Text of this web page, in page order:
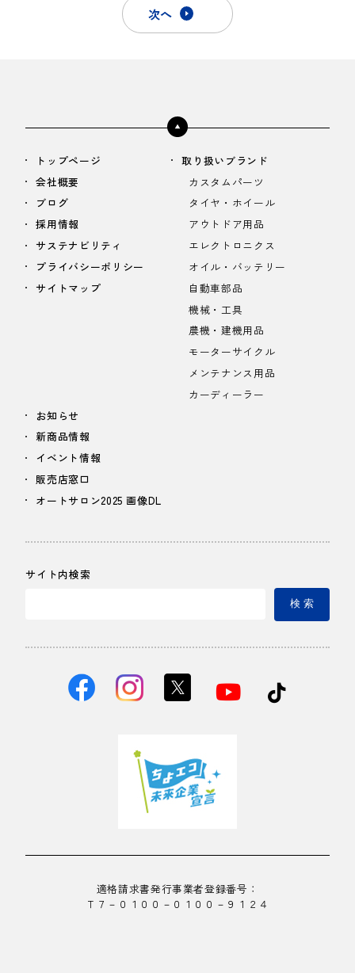
次へ
トップページ
会社概要
ブログ
採用情報
サステナビリティ
プライバシーポリシー
サイトマップ
取り扱いブランド
カスタムパーツ
タイヤ・ホイール
アウトドア用品
エレクトロニクス
オイル・バッテリー
自動車部品
機械・工具
農機・建機用品
モーターサイクル
メンテナンス用品
カーディーラー
お知らせ
新商品情報
イベント情報
販売店窓口
オートサロン2025 画像DL
サイト内検索
検 索
適格請求書発行事業者登録番号：
Ｔ７－０１００－０１００－９１２４